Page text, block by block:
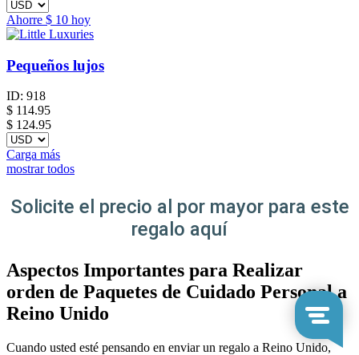
Ahorre $ 10 hoy
Pequeños lujos
ID: 918
$ 114.95
$ 124.95
Carga más
mostrar todos
Solicite el precio al por mayor para este
regalo aquí
Aspectos Importantes para Realizar
orden de Paquetes de Cuidado Personal a
Reino Unido
Cuando usted esté pensando en enviar un regalo a Reino Unido,